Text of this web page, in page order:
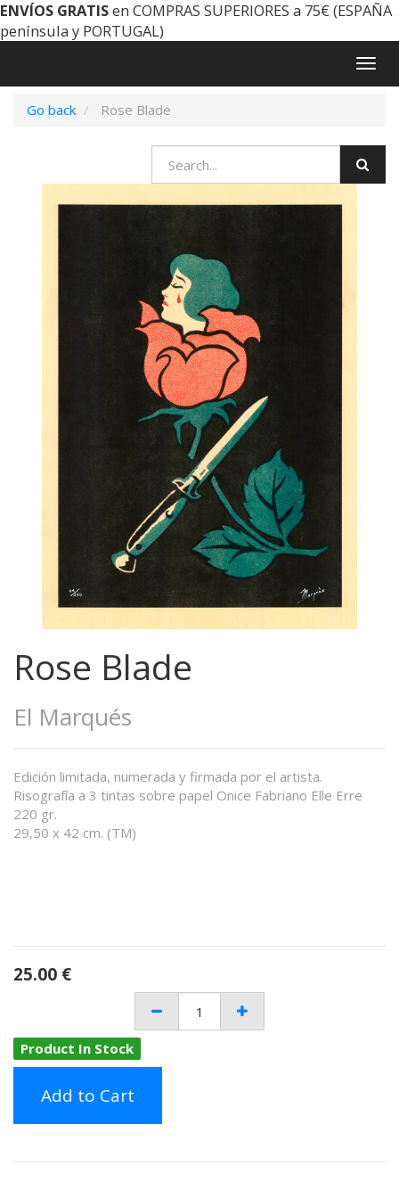
ENVÍOS GRATISen COMPRAS SUPERIORES a 75€ (ESPAÑA
península y PORTUGAL)
Go back
Rose Blade
Rose Blade
El Marqués
Edición limitada, numerada y firmada por el artista.
Risografía a 3 tintas sobre papel Onice Fabriano Elle Erre
220 gr.
29,50 x 42 cm. (TM)
25.00 €
Product In Stock
Add to Cart